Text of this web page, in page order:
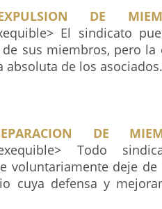
DE
El sindicato
sus miembros, pero la
absoluta de los asociados.
DE
exequible> Todo
voluntariamente deje
cuya defensa y